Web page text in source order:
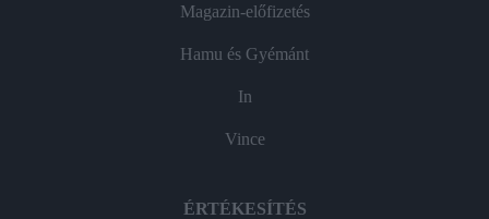
Magazin-előfizetés
Hamu és Gyémánt
In
Vince
ÉRTÉKESÍTÉS